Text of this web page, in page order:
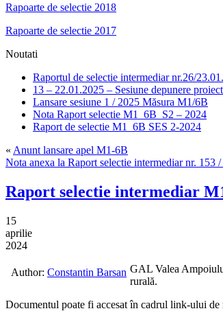
Rapoarte de selectie 2018
Rapoarte de selectie 2017
Noutati
Raportul de selectie intermediar nr.26/
13 – 22.01.2025 – Sesiune depunere
Lansare sesiune 1 / 2025 Măsura M1/6B
Nota Raport selectie M1_6B_S2 – 2024
Raport de selectie M1_6B SES 2-2024
« Anunt lansare apel M1-6B
Nota anexa la Raport selectie intermediar nr. 153
Raport selectie intermediar
15
aprilie
2024
Author: Constantin Barsan GAL Valea
rurală.
Documentul poate fi accesat în cadrul link-ului de